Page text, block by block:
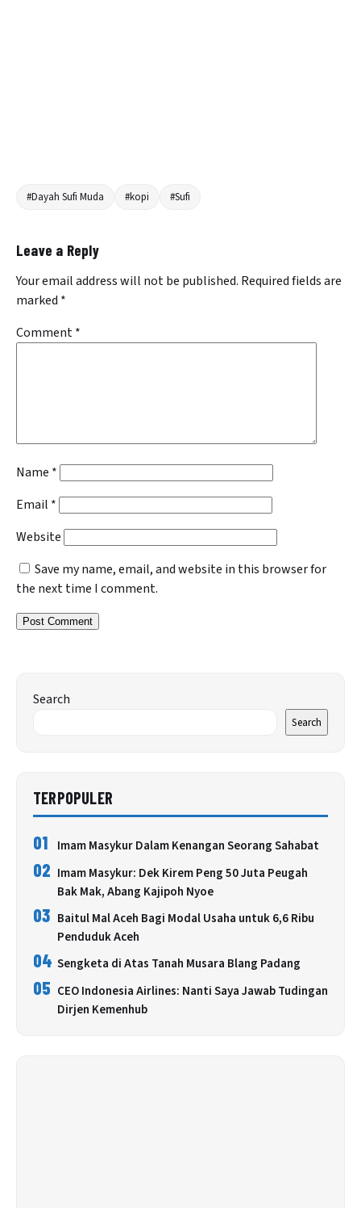
#Dayah Sufi Muda #kopi #Sufi
Leave a Reply
Your email address will not be published. Required fields are
marked *
Comment*
Name *
Email *
Website
Save my name, email, and website in this browser for
the next time I comment.
Search
Search
TERPOPULER
01 Imam Masykur Dalam Kenangan Seorang Sahabat
02 Imam Masykur: Dek Kirem Peng 50 Juta Peugah
Bak Mak, Abang Kajipoh Nyoe
03 Baitul Mal Aceh Bagi Modal Usaha untuk 6,6 Ribu
Penduduk Aceh
04 Sengketa di Atas Tanah Musara Blang Padang
05 CEO Indonesia Airlines: Nanti Saya Jawab Tudingan
Dirjen Kemenhub